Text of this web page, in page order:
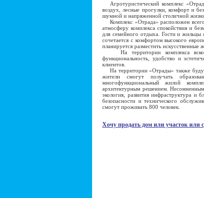
Агротуристический комплекс
воздух, лесные прогулки, комфорт и
шумной и напряженной столичной
Комплекс «Отрада» расположен
атмосферу комплекса спокойствия и
для семейного отдыха. Гости и жильцы
сочетается с комфортом высокого
планируется разместить
На территории комплекса вскоре
функциональность, удобство и
клиентов.
На территории «Отрады» также будут
жители смогут получать
многофункциональный жилой
архитектурным решением. Несомненным
экология, развития инфраструктура и
безопасности и технического
смогут проживать 800 человек.
Хочу продать дом или участок или